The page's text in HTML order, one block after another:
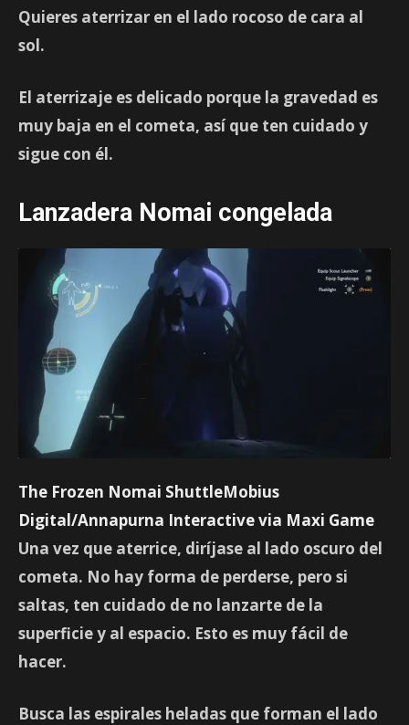
Quieres aterrizar en el lado rocoso de cara al
sol.
El aterrizaje es delicado porque la gravedad es
muy baja en el cometa, así que ten cuidado y
sigue con él.
Lanzadera Nomai congelada
The Frozen Nomai ShuttleMobius
Digital/Annapurna Interactive via Maxi Game
Una vez que aterrice, diríjase al lado oscuro del
cometa. No hay forma de perderse, pero si
saltas, ten cuidado de no lanzarte de la
superficie y al espacio. Esto es muy fácil de
hacer.
Busca las espirales heladas que forman el lado